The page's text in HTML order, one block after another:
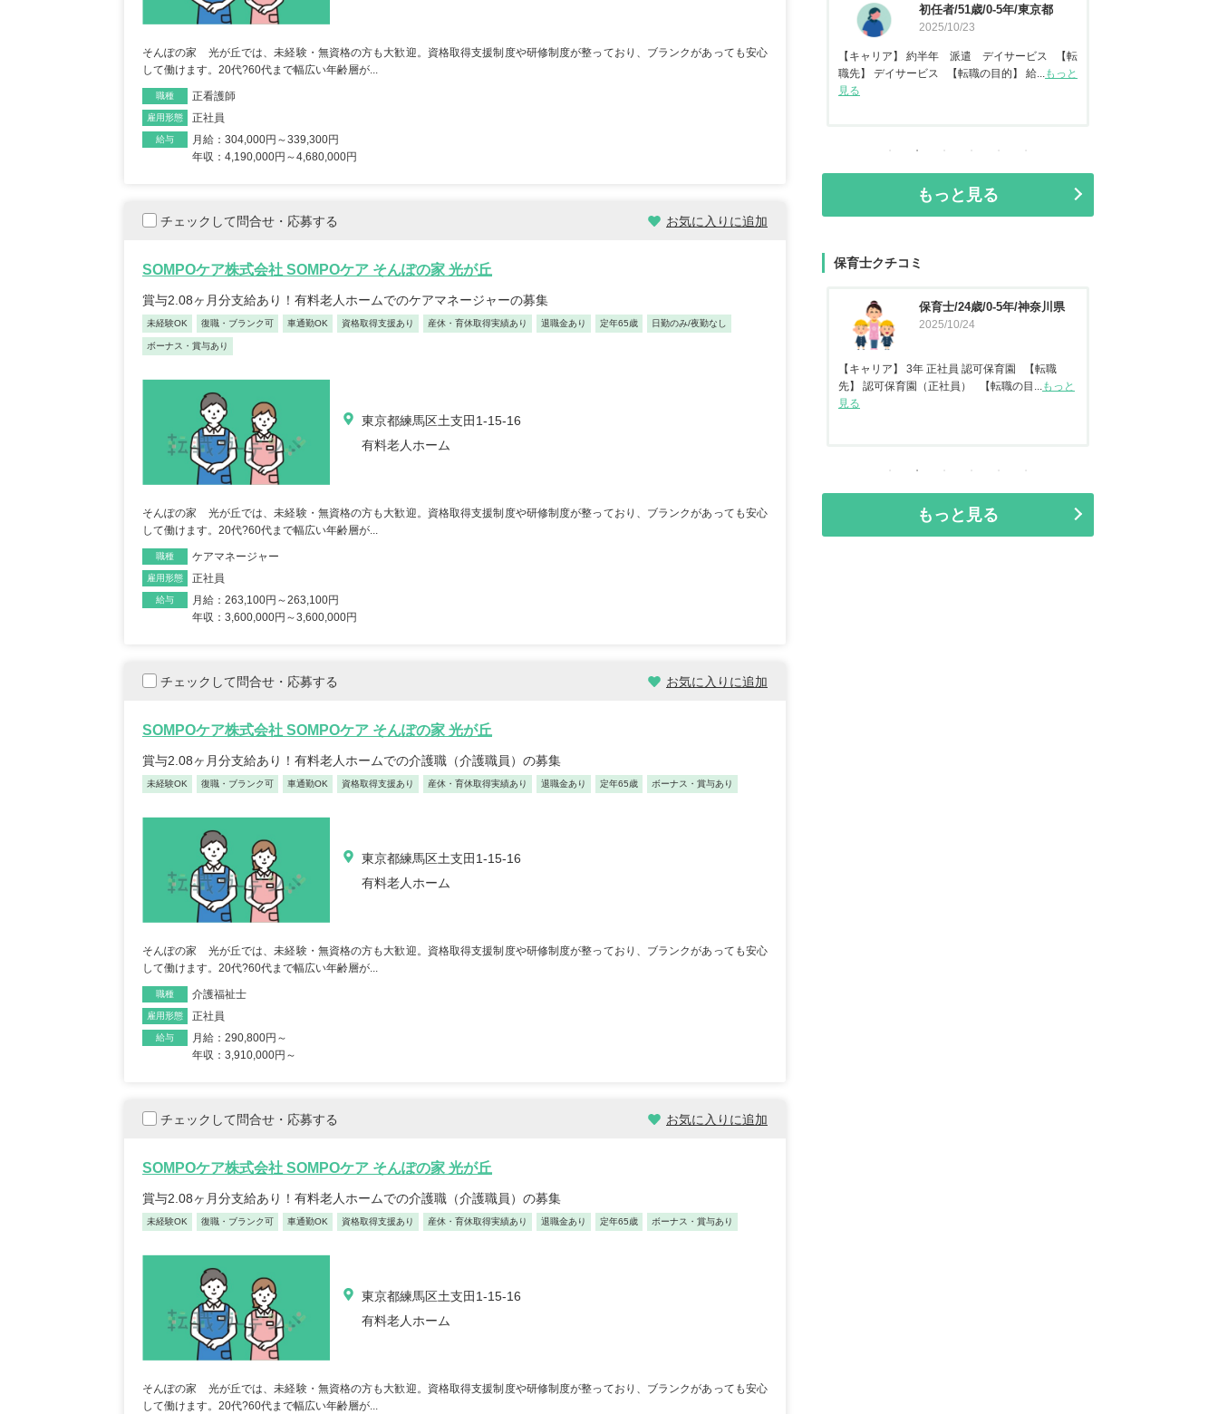
そんぽの家 光が丘では、未経験・無資格の方も大歓迎。資格取得支援制度や研修制度が整っており、ブランクがあっても安心
して働けます。20代?60代まで幅広い年齢層が...
職種 正看護師
雇用形態 正社員
給与
月給：304,000円～339,300円
年収：4,190,000円～4,680,000円
チェックして問合せ・応募する お気に入りに追加
SOMPOケア株式会社 SOMPOケア そんぽの家 光が丘
賞与2.08ヶ月分支給あり！有料老人ホームでのケアマネージャーの募集
未経験OK 復職・ブランク可 車通勤OK 資格取得支援あり 産休・育休取得実績あり 退職金あり 定年65歳 日勤のみ/夜勤なし
ボーナス・賞与あり
東京都練馬区土支田1-15-16
有料老人ホーム
そんぽの家 光が丘では、未経験・無資格の方も大歓迎。資格取得支援制度や研修制度が整っており、ブランクがあっても安心
して働けます。20代?60代まで幅広い年齢層が...
職種 ケアマネージャー
雇用形態 正社員
給与
月給：263,100円～263,100円
年収：3,600,000円～3,600,000円
チェックして問合せ・応募する お気に入りに追加
SOMPOケア株式会社 SOMPOケア そんぽの家 光が丘
賞与2.08ヶ月分支給あり！有料老人ホームでの介護職（介護職員）の募集
未経験OK 復職・ブランク可 車通勤OK 資格取得支援あり 産休・育休取得実績あり 退職金あり 定年65歳 ボーナス・賞与あり
東京都練馬区土支田1-15-16
有料老人ホーム
そんぽの家 光が丘では、未経験・無資格の方も大歓迎。資格取得支援制度や研修制度が整っており、ブランクがあっても安心
して働けます。20代?60代まで幅広い年齢層が...
職種 介護福祉士
雇用形態 正社員
給与
月給：290,800円～
年収：3,910,000円～
チェックして問合せ・応募する お気に入りに追加
SOMPOケア株式会社 SOMPOケア そんぽの家 光が丘
賞与2.08ヶ月分支給あり！有料老人ホームでの介護職（介護職員）の募集
未経験OK 復職・ブランク可 車通勤OK 資格取得支援あり 産休・育休取得実績あり 退職金あり 定年65歳 ボーナス・賞与あり
東京都練馬区土支田1-15-16
有料老人ホーム
そんぽの家 光が丘では、未経験・無資格の方も大歓迎。資格取得支援制度や研修制度が整っており、ブランクがあっても安心
して働けます。20代?60代まで幅広い年齢層が...
初任者/53歳/0-4年/千葉県
2025/09/22
【キャリア】 約半年年 常勤 デイサービス 約半
年 常勤 老健 約3年 常勤 グループ...もっと
2025/10/29
【キャリア】 約5年 正社員 放課後デイサービ
【キャリア】 約半年 派遣 デイサービス 【転
資格なし/20歳/0-5年/東京都
2025/10/14
【キャリア】 約2年 正社員 倉庫内作業 【転
職先】 特別養護老人ホーム 【転職の目...もっと
見る
もっと見る
保育士クチコミ
保育士/33歳/0-5年/東京都
2025/05/08
【キャリア】12年 正社員 認可保育園 【転職
先】認可保育園（正社員） 【転職の...もっと見
保育士/30歳/6-10年/東京都
2025/11/04 2025/10/24
保育士/45歳/20-25年/東京都
2025/09/11
【キャリア】22年 正社員 認可保育園2年 認定こ
ども園 【転職先】保育園（認可...
もっと見る